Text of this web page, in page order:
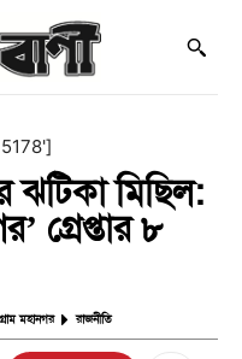
মিছিল:
গ্রেপ্তার ৮
মহানগর রাজনীতি